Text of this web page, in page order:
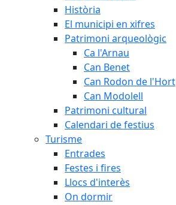
Història
El municipi en xifres
Patrimoni arqueològic
Ca l'Arnau
Can Benet
Can Rodon de l'Hort
Can Modolell
Patrimoni cultural
Calendari de festius
Turisme
Entrades
Festes i fires
Llocs d'interès
On dormir